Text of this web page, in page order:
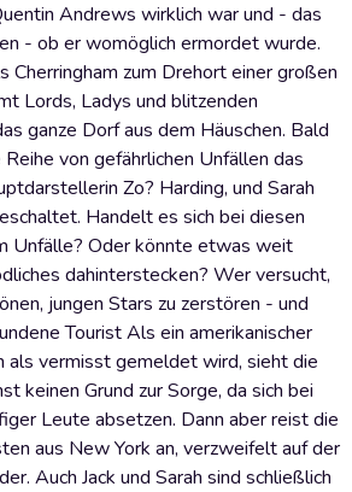
Andrews wirklich war und - das
- ob er womöglich ermordet wurde.
Cherringham zum Drehort einer großen
Lords, Ladys und blitzenden
ganze Dorf aus dem Häuschen. Bald
von gefährlichen Unfällen das
Zo? Harding, und Sarah
Handelt es sich bei diesen
Unfälle? Oder könnte etwas weit
dahinterstecken? Wer versucht,
jungen Stars zu zerstören - und
Tourist Als ein amerikanischer
als vermisst gemeldet wird, sieht die
keinen Grund zur Sorge, da sich bei
Leute absetzen. Dann aber reist die
aus New York an, verzweifelt auf der
Auch Jack und Sarah sind schließlich